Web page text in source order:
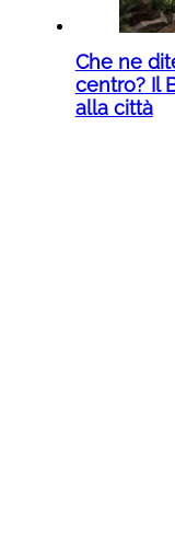
Che ne
centro? Il
alla città